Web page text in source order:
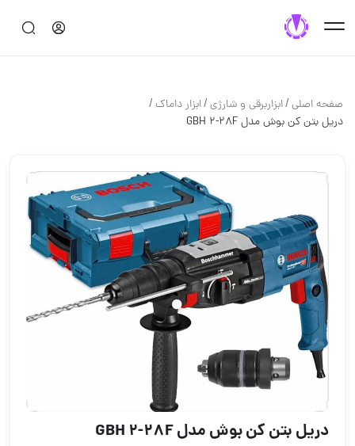
صفحه اصلی/ابزاربرقی و شارژی/ابزار داماک/
دریل بتن کن بوش مدل GBH 2-28F
دریل بتن کن بوش مدل GBH 2-28F